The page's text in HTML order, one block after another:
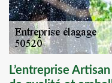
L’entreprise